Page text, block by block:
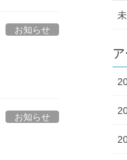
お知らせ
お知らせ